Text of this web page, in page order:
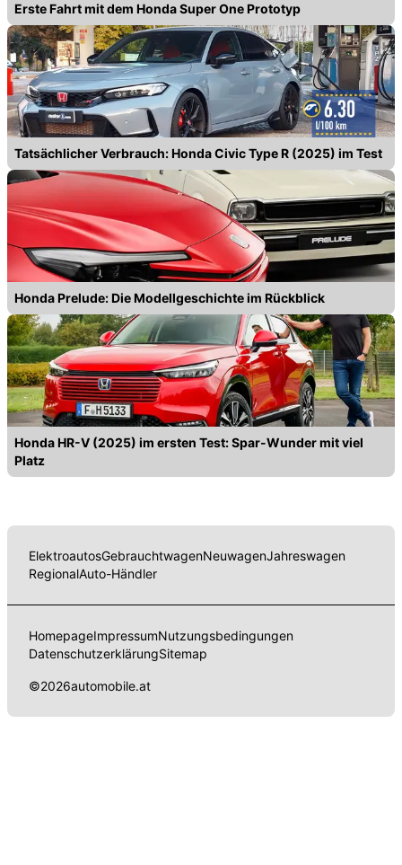
Erste Fahrt mit dem Honda Super One Prototyp
Tatsächlicher Verbrauch: Honda Civic Type R (2025) im Test
Honda Prelude: Die Modellgeschichte im Rückblick
Honda HR-V (2025) im ersten Test: Spar-Wunder mit viel
Platz
ElektroautosGebrauchtwagenNeuwagenJahreswagen
RegionalAuto-Händler
HomepageImpressumNutzungsbedingungen
DatenschutzerklärungSitemap
©2026automobile.at